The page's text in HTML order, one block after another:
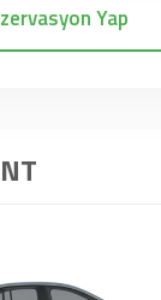
Yap